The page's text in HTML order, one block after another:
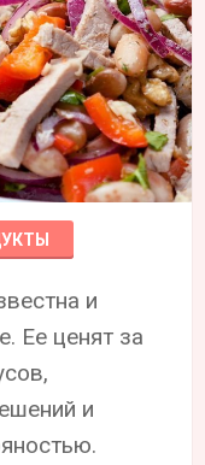
и
Ее ценят за
и